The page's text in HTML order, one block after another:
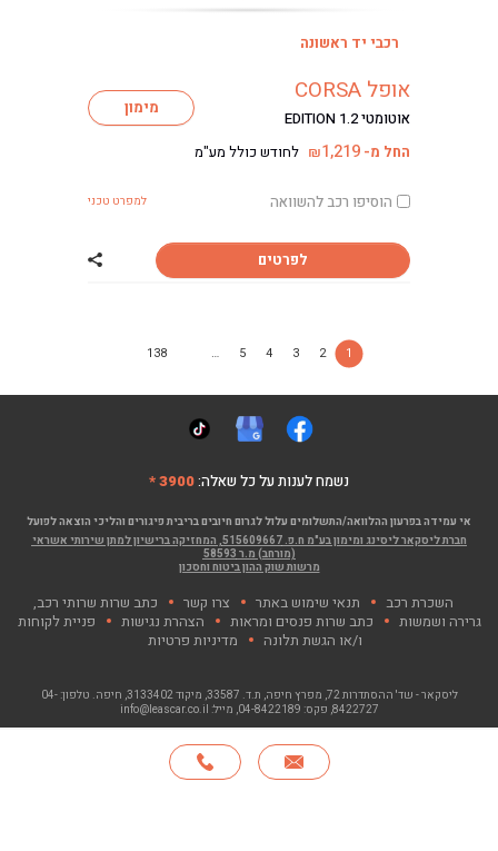
צרו קשר
רכבי יד ראשונה
אופל CORSA
אוטומטי EDITION 1.2 מימון
החל מ- ₪1,219 לחודש כולל מע"מ
הוסיפו רכב להשוואה למפרט טכני
לפרטים שתף רכב אופל CORSA
1
2
3
4
5
…
138
נשמח לענות על כל שאלה:3900 *
אי עמידה בפרעון ההלוואה/התשלומים עלול לגרום חיובים בריבית פיגורים והליכי הוצאה לפועל
חברת ליסקאר ליסינג ומימון בע"מ ח.פ. 515609667, המחזיקה ברישיון למתן שירותי אשראי
(מורחב) מ.ר 58593
מרשות שוק ההון ביטוח וחסכון
השכרת רכב תנאי שימוש באתר צרו קשר
כתב שרות שרותי רכב,
גרירה ושמשות
כתב שרות פנסים ומראות הצהרת נגישות
פניית לקוחות
ו/או הגשת תלונה
מדיניות פרטיות
ליסקאר - שד' ההסתדרות 72, מפרץ חיפה , ת.ד. 33587, מיקוד 3133402, חיפה. טלפון:
04-
8422727, פקס: 04-8422189, מייל: info@leascar.co.il
האתר פותח ע"י NGSOFT, קישור יפתח בחלון חדש"